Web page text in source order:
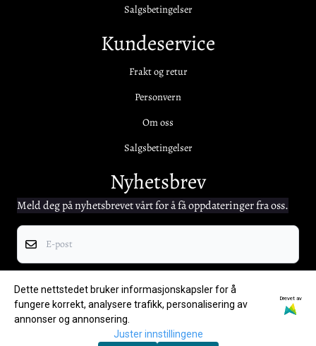
Salgsbetingelser
Kundeservice
Frakt og retur
Personvern
Om oss
Salgsbetingelser
Nyhetsbrev
Meld deg på nyhetsbrevet vårt for å få oppdateringer fra oss.
Registrer deg
Dette nettstedet bruker informasjonskapsler for å
fungere korrekt, analysere trafikk, personalisering av
annonser og annonsering.
Drevet av
Juster innstillingene